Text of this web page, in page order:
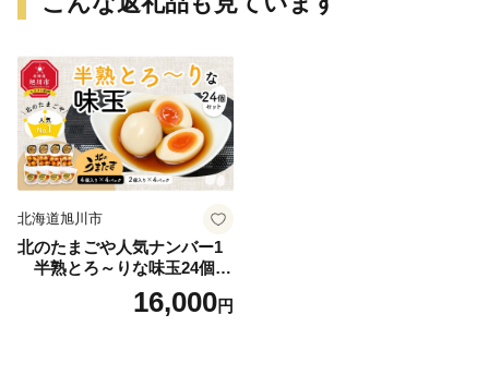
北海道旭川市
北のたまごや人気ナンバー1
半熟とろ～りな味玉24個入
16,000円